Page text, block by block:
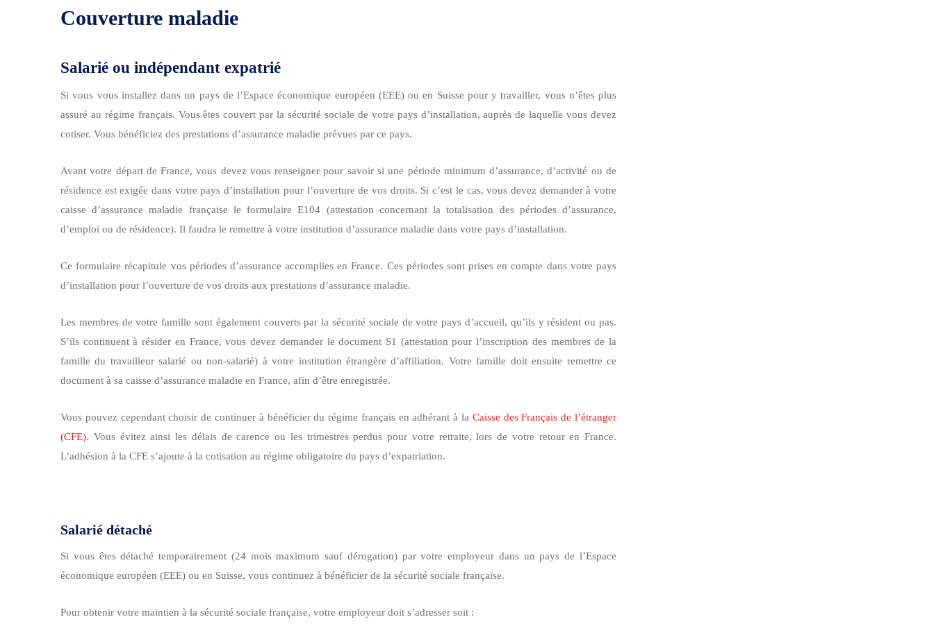
Couverture maladie
Salarié ou indépendant expatrié
Si vous vous installez dans un pays de l’Espace économique européen (EEE)ou en Suisse pour y travailler, vous n’êtes plus
assuré au régime français. Vous êtes couvert par la sécurité sociale de votre pays d’installation, auprès de laquelle vous devez
cotiser. Vous bénéficiez des prestations d’assurance maladie prévues par ce pays.
Avant votre départ de France, vous devez vous renseigner pour savoir si une période minimum d’assurance, d’activité ou de
résidence est exigée dans votre pays d’installation pour l’ouverture de vos droits. Si c’est le cas, vous devez demander à votre
caisse d’assurance maladie française le formulaire E104 (attestation concernant la totalisation des périodes d’assurance,
d’emploi ou de résidence). Il faudra le remettre à votre institution d’assurance maladie dans votre pays d’installation.
Ce formulaire récapitule vos périodes d’assurance accomplies en France. Ces périodes sont prises en compte dans votre pays
d’installation pour l’ouverture de vos droits aux prestations d’assurance maladie.
Les membres de votre famille sont également couverts par la sécurité sociale de votre pays d’accueil, qu’ils y résident ou pas.
S’ils continuent à résider en France, vous devez demander le document S1 (attestation pour l’inscription des membres de la
famille du travailleur salarié ou non-salarié) à votre institution étrangère d’affiliation. Votre famille doit ensuite remettre ce
document à sa caisse d’assurance maladie en France, afin d’être enregistrée.
Vous pouvez cependant choisir de continuer à bénéficier du régime français en adhérant à la Caisse des Français de l’étranger
(CFE). Vous évitez ainsi les délais de carence ou les trimestres perdus pour votre retraite, lors de votre retour en France.
L’adhésion à la CFE s’ajoute à la cotisation au régime obligatoire du pays d’expatriation.
Salarié détaché
Si vous êtes détaché temporairement (24 mois maximum sauf dérogation) par votre employeur dans unpays de l’Espace
économique européen (EEE) ou en Suisse, vous continuez à bénéficier de la sécurité sociale française.
Pour obtenir votre maintien à la sécurité sociale française, votre employeur doit s’adresser soit :